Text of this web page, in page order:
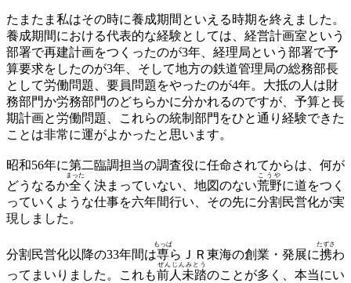
たまたま私はその時に養成期間といえる時期を終えました。
養成期間における代表的な経験としては、経営計画室という
部署で再建計画をつくったのが3年、経理局という部署で予
算要求をしたのが3年、そして地方の鉄道管理局の総務部長
として労働問題、要員問題をやったのが4年。大抵の人は財
務部門か労務部門のどちらかに分かれるのですが、予算と長
期計画と労働問題、これらの統制部門をひと通り経験できた
ことは非常に運がよかったと思います。
昭和56年に第二臨調担当の調査役に任命されてからは、何が
どうなるか全
まった
く決まっていない、地図のない荒野
こうや
に道をつく
っていくような仕事を六年間行い、その先に分割民営化が実
現しました。
分割民営化以降の33年間は専
もっぱ
らＪＲ東海の創業・発展に携
たずさ
わ
ってまいりました。これも前人未踏
ぜんじんみとう
のことが多く、本当にい